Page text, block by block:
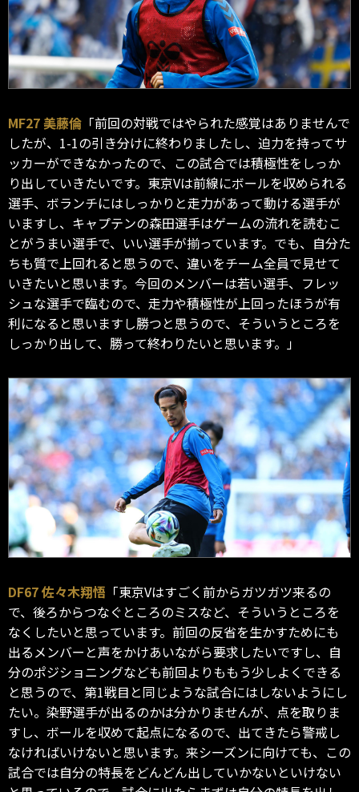
MF27 美藤倫 「前回の対戦ではやられた感覚はありませんで
したが、1-1の引き分けに終わりましたし、迫力を持ってサ
ッカーができなかったので、この試合では積極性をしっか
り出していきたいです。東京Vは前線にボールを収められる
選手、ボランチにはしっかりと走力があって動ける選手が
いますし、キャプテンの森田選手はゲームの流れを読むこ
とがうまい選手で、いい選手が揃っています。でも、自分た
ちも質で上回れると思うので、違いをチーム全員で見せて
いきたいと思います。今回のメンバーは若い選手、フレッ
シュな選手で臨むので、走力や積極性が上回ったほうが有
利になると思いますし勝つと思うので、そういうところを
しっかり出して、勝って終わりたいと思います。」
DF67 佐々木翔悟 「東京Vはすごく前からガツガツ来るの
で、後ろからつなぐところのミスなど、そういうところを
なくしたいと思っています。前回の反省を生かすためにも
出るメンバーと声をかけあいながら要求したいですし、自
分のポジショニングなども前回よりももう少しよくできる
と思うので、第1戦目と同じような試合にはしないようにし
たい。染野選手が出るのかは分かりませんが、点を取りま
すし、ボールを収めて起点になるので、出てきたら警戒し
なければいけないと思います。来シーズンに向けても、この
試合では自分の特長をどんどん出していかないといけない